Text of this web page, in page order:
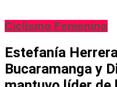
Ciclismo Femenino
Estefanía
Bucaramanga y